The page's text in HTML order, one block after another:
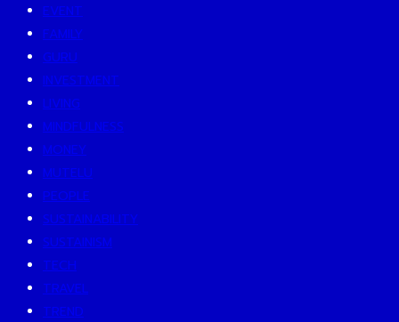
EVENT
FAMILY
GURU
INVESTMENT
LIVING
MINDFULNESS
MONEY
MUTELU
PEOPLE
SUSTAINABILITY
SUSTAINISM
TECH
TRAVEL
TREND